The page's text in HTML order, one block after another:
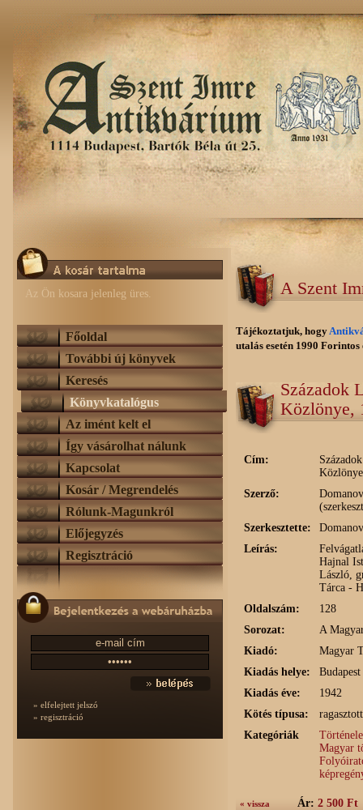
Az Ön kosara jelenleg üres.
Főoldal
További új könyvek
Keresés
Könyvkatalógus
Az imént kelt el
Így vásárolhat nálunk
Kapcsolat
Kosár / Megrendelés
Rólunk-Magunkról
Előjegyzés
Regisztráció
» elfelejtett jelszó
» regisztráció
A Szent
Tájékoztatjuk, hogy
utalás esetén 1990
Századok
Közlönye,
Cím:
Szerző:
Szerkesztette:
Leírás:
Hajnal
László,
Tárca -
Oldalszám:
128
Sorozat:
A
Kiadó:
Magyar
Kiadás helye:
Budapest
Kiadás éve:
1942
Kötés típusa:
Kategóriák
Magyar
« vissza Ár: 2 500 Ft